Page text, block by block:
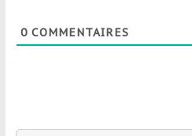
0COMMENTAIRES